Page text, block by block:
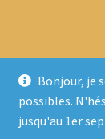
Bonjour, je
possibles.
jusqu'au 1er